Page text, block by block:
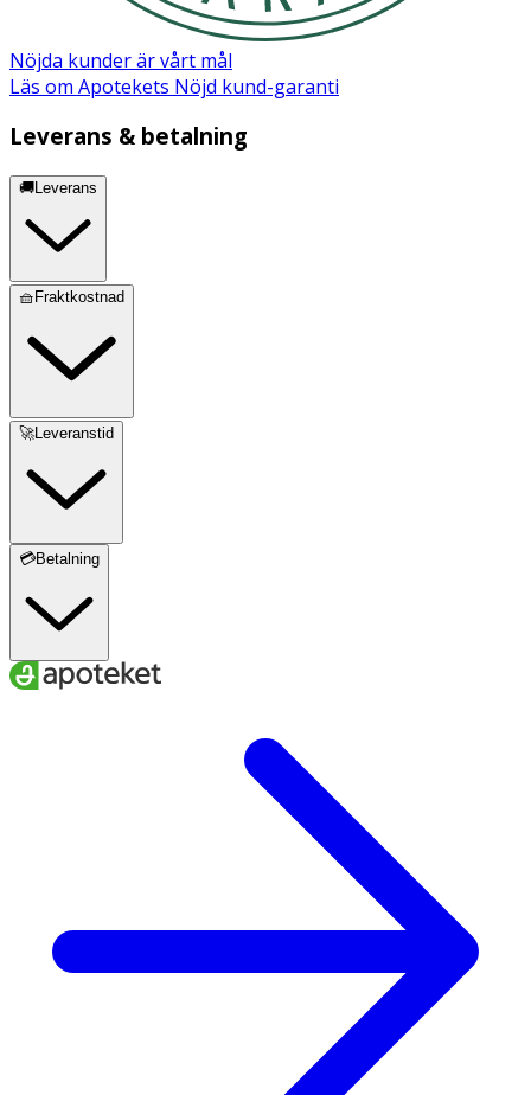
Nöjda kunder är vårt mål
Läs om Apotekets Nöjd kund-garanti
Leverans & betalning
🚚Leverans
🧺Fraktkostnad
🚀Leveranstid
💳Betalning